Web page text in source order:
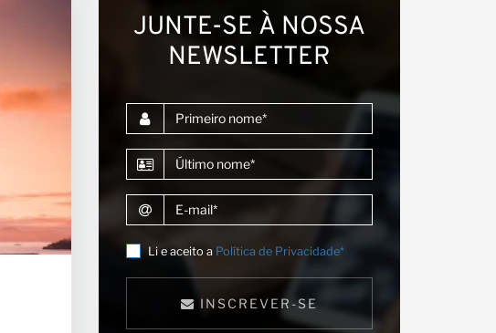
JUNTE-SE À NOSSA
NEWSLETTER
Primeiro nome
Último nome
E-mail
Li e aceito a Política de Privacidade*
INSCREVER-SE